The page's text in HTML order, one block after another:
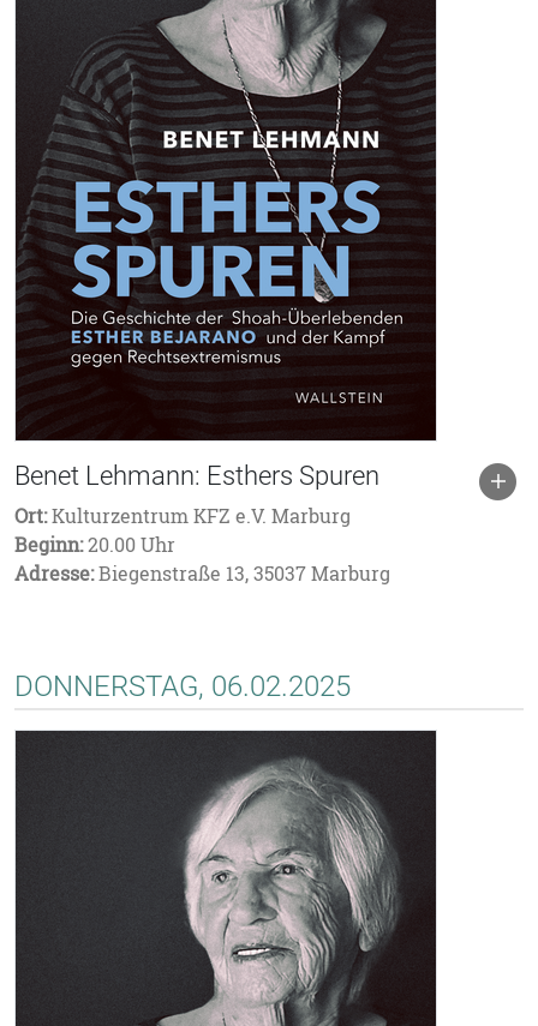
Benet Lehmann: Esthers Spuren
Ort:Kulturzentrum KFZ e.V. Marburg
Beginn:20.00 Uhr
Adresse:Biegenstraße 13, 35037 Marburg
DONNERSTAG, 06.02.2025